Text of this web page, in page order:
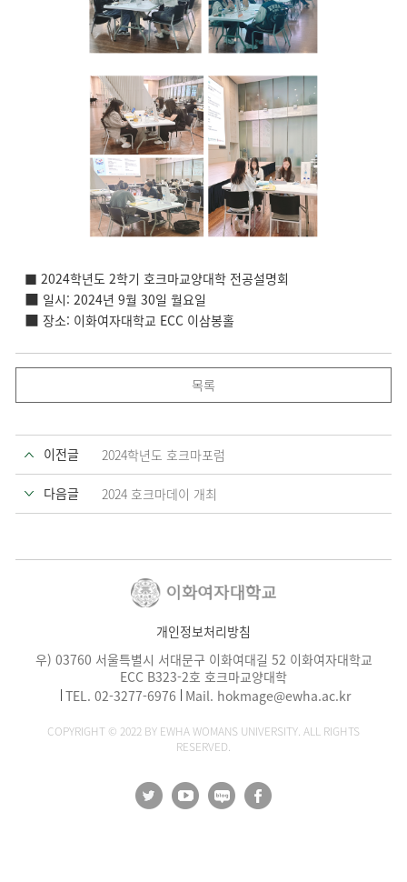
■ 2024학년도 2학기 호크마교양대학 전공설명회
■ 일시: 2024년 9월 30일 월요일
■ 장소: 이화여자대학교 ECC 이삼봉홀
목록
이전글 2024학년도 호크마포럼
다음글 2024 호크마데이 개최
개인정보처리방침
우) 03760 서울특별시 서대문구 이화여대길 52 이화여자대학교
ECC B323-2호 호크마교양대학
TEL. 02-3277-6976 Mail. hokmage@ewha.ac.kr
COPYRIGHT © 2022 BY EWHA WOMANS UNIVERSITY. ALL RIGHTS
RESERVED.